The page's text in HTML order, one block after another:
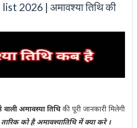
2026 | अमावश्या तिथि की
अमावस्या तिथिकी पूरी जानकारी मिलेगी
को है अमावश्यातिथि में क्या करे ।